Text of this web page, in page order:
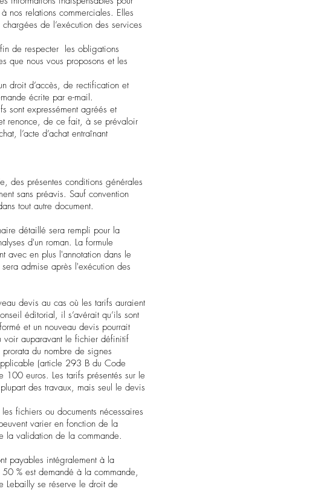
nos relations commerciales. Elles
de l’exécution des services
de respecter les obligations
que nous vous proposons et les
droit d’accès, de rectification et
écrite par e-mail.
sont expressément agréés et
renonce, de ce fait, à se prévaloir
l’acte d’achat entraînant
des présentes conditions générales
sans préavis. Sauf convention
tout autre document.
détaillé sera rempli pour la
d'un roman. La formule
avec en plus l'annotation dans le
admise après l'exécution des
devis au cas où les tarifs auraient
éditorial, il s’avérait qu’ils sont
et un nouveau devis pourrait
voir auparavant le fichier définitif
du nombre de signes
(article 293 B du Code
euros. Les tarifs présentés sur le
des travaux, mais seul le devis
fichiers ou documents nécessaires
varier en fonction de la
la validation de la commande.
payables intégralement à la
% est demandé à la commande,
Lebailly se réserve le droit de